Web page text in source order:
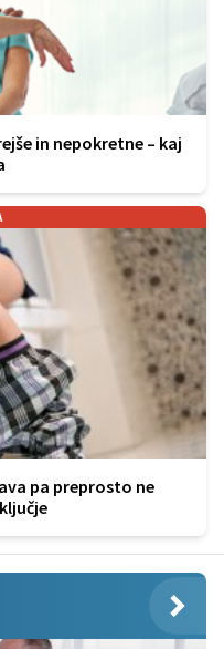
in nepokretne – kaj
pa preprosto ne